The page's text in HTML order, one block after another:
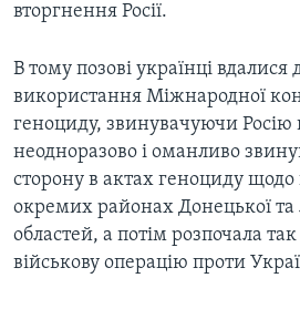
вторгнення Росії.
В тому позові українці
використання Міжнародної
геноциду, звинувачуючи Росію
неодноразово і оманливо
сторону в актах геноциду щодо
окремих районах Донецької та
областей, а потім розпочала
військову операцію проти